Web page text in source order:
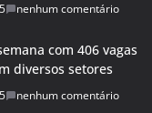
nenhum comentário
com 406 vagas
diversos setores
nenhum comentário